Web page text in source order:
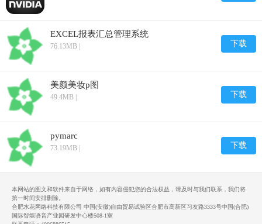
EXCEL报表汇总管理系统
76.13MB | 下载
美颜美妆p图
49.4MB | 下载
pymarc
73.19MB | 下载
本网站的图文和软件来自于网络，如有内容侵犯您的合法权益，请及时与我们联系，我们将
第一时间安排删除。
合肥水花网络科技有限公司 中国(安徽)自由贸易试验区合肥市高新区习友路3333号中国(合肥)
国际智能语音产业园研发中心楼508-1室